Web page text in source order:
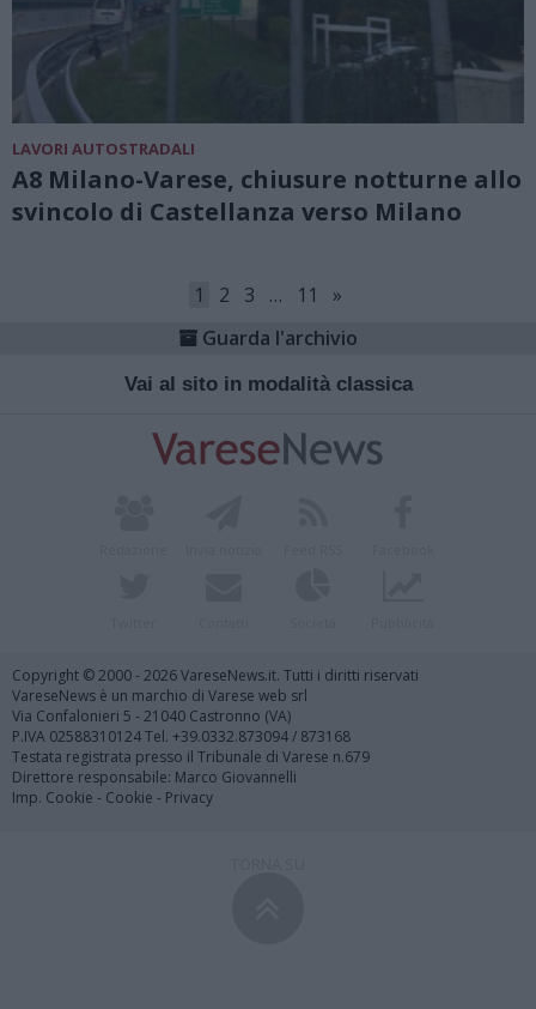
LAVORI AUTOSTRADALI
A8 Milano-Varese, chiusure notturne allo
svincolo di Castellanza verso Milano
1 2 3 … 11
»
Guarda l'archivio
Vai al sito in modalità classica
Copyright © 2000 - 2026 VareseNews.it. Tutti i diritti riservati
VareseNews è un marchio di Varese web srl
Via Confalonieri 5 - 21040 Castronno (VA)
P.IVA 02588310124 Tel. +39.0332.873094 / 873168
Testata registrata presso il Tribunale di Varese n.679
Direttore responsabile: Marco Giovannelli
Imp. Cookie - Cookie - Privacy